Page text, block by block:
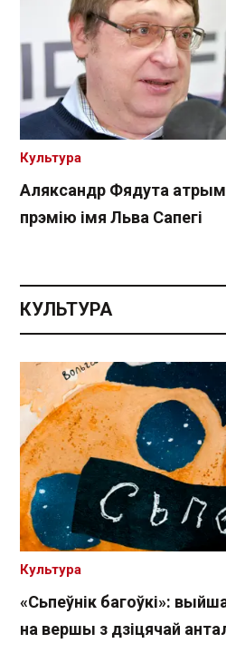
Аляксандр Фядута
прэмію імя Льва Сапегі
Культура
КУЛЬТУРА
«Сьпеўнік багоўкі»:
на вершы з дзіцячай
Культура